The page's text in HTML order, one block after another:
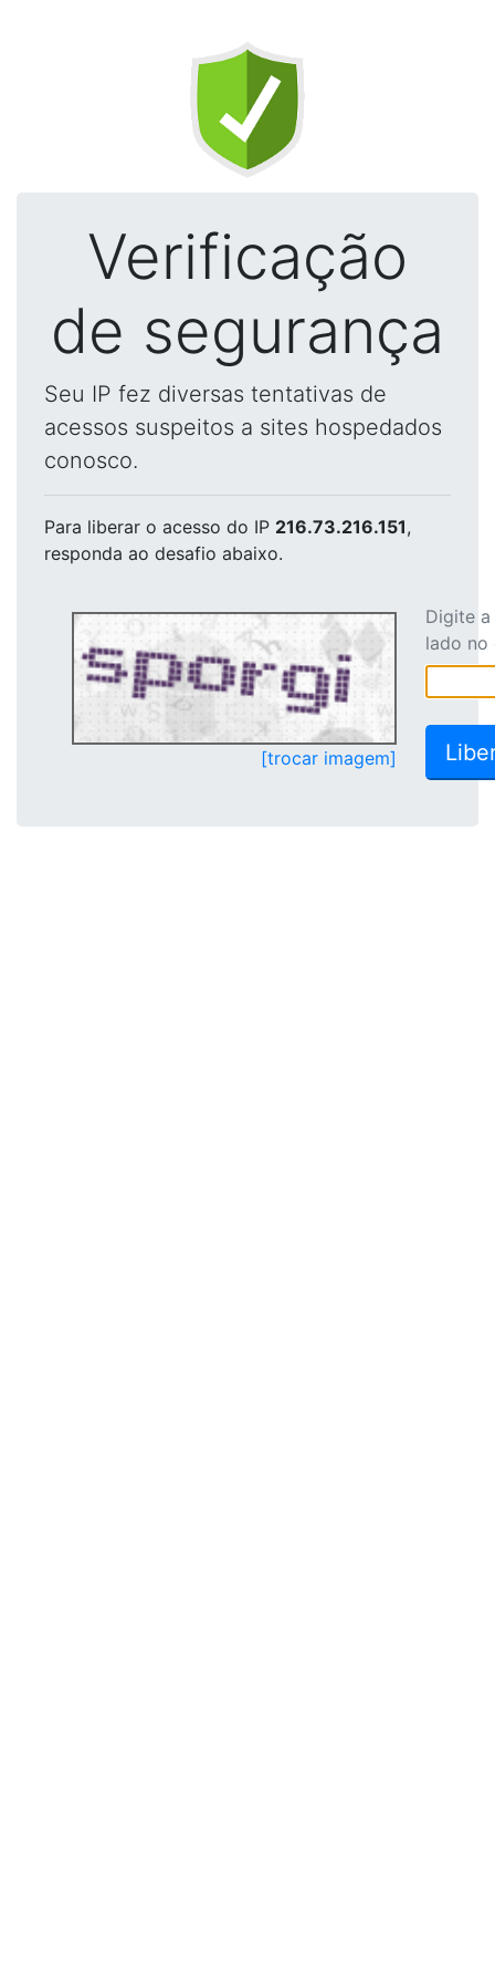
Verificação
de segurança
Seu IP fez diversas tentativas de
acessos suspeitos a sites hospedados
conosco.
Para liberar o acesso do IP 216.73.216.151,
responda ao desafio abaixo.
[trocar imagem]
Digite
lado no